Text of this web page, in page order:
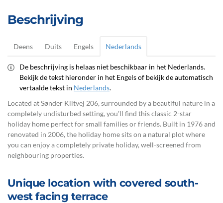
Beschrijving
Deens Duits Engels Nederlands
De beschrijving is helaas niet beschikbaar in het Nederlands.
Bekijk de tekst hieronder in het Engels of bekijk de automatisch
vertaalde tekst in Nederlands.
Located at Sønder Klitvej 206, surrounded by a beautiful nature in a
completely undisturbed setting, you'll find this classic 2-star
holiday home perfect for small families or friends. Built in 1976 and
renovated in 2006, the holiday home sits on a natural plot where
you can enjoy a completely private holiday, well-screened from
neighbouring properties.
Unique location with covered south-
west facing terrace